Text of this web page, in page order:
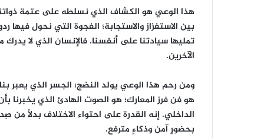
هذا الوعي هو الكشاف الذي نسلطه على عتمة ذواتنا
بين الاستفزاز والاستجابة؛ الفجوة التي نحول
تمليها سيادتنا على أنفسنا. فالإنسان الذي لا
الآخرين.
ومن رحم هذا الوعي يولد النضج؛ الجسر الذي يعبر
هو فن فرز المعارك؛ هو الصوت الهادئ الذي يخبرنا
الداخلي. إنه القدرة على احتواء الاختلاف بدلاً من
بحضورٍ آمن وذكاءٍ مترفع.